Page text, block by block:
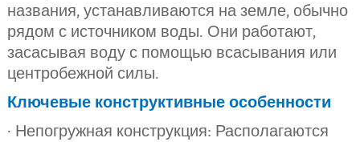
названия, устанавливаются на земле, обычно
рядом с источником воды. Они работают,
засасывая воду с помощью всасывания или
центробежной силы.
Ключевые конструктивные особенности
· Непогружная конструкция: Располагаются